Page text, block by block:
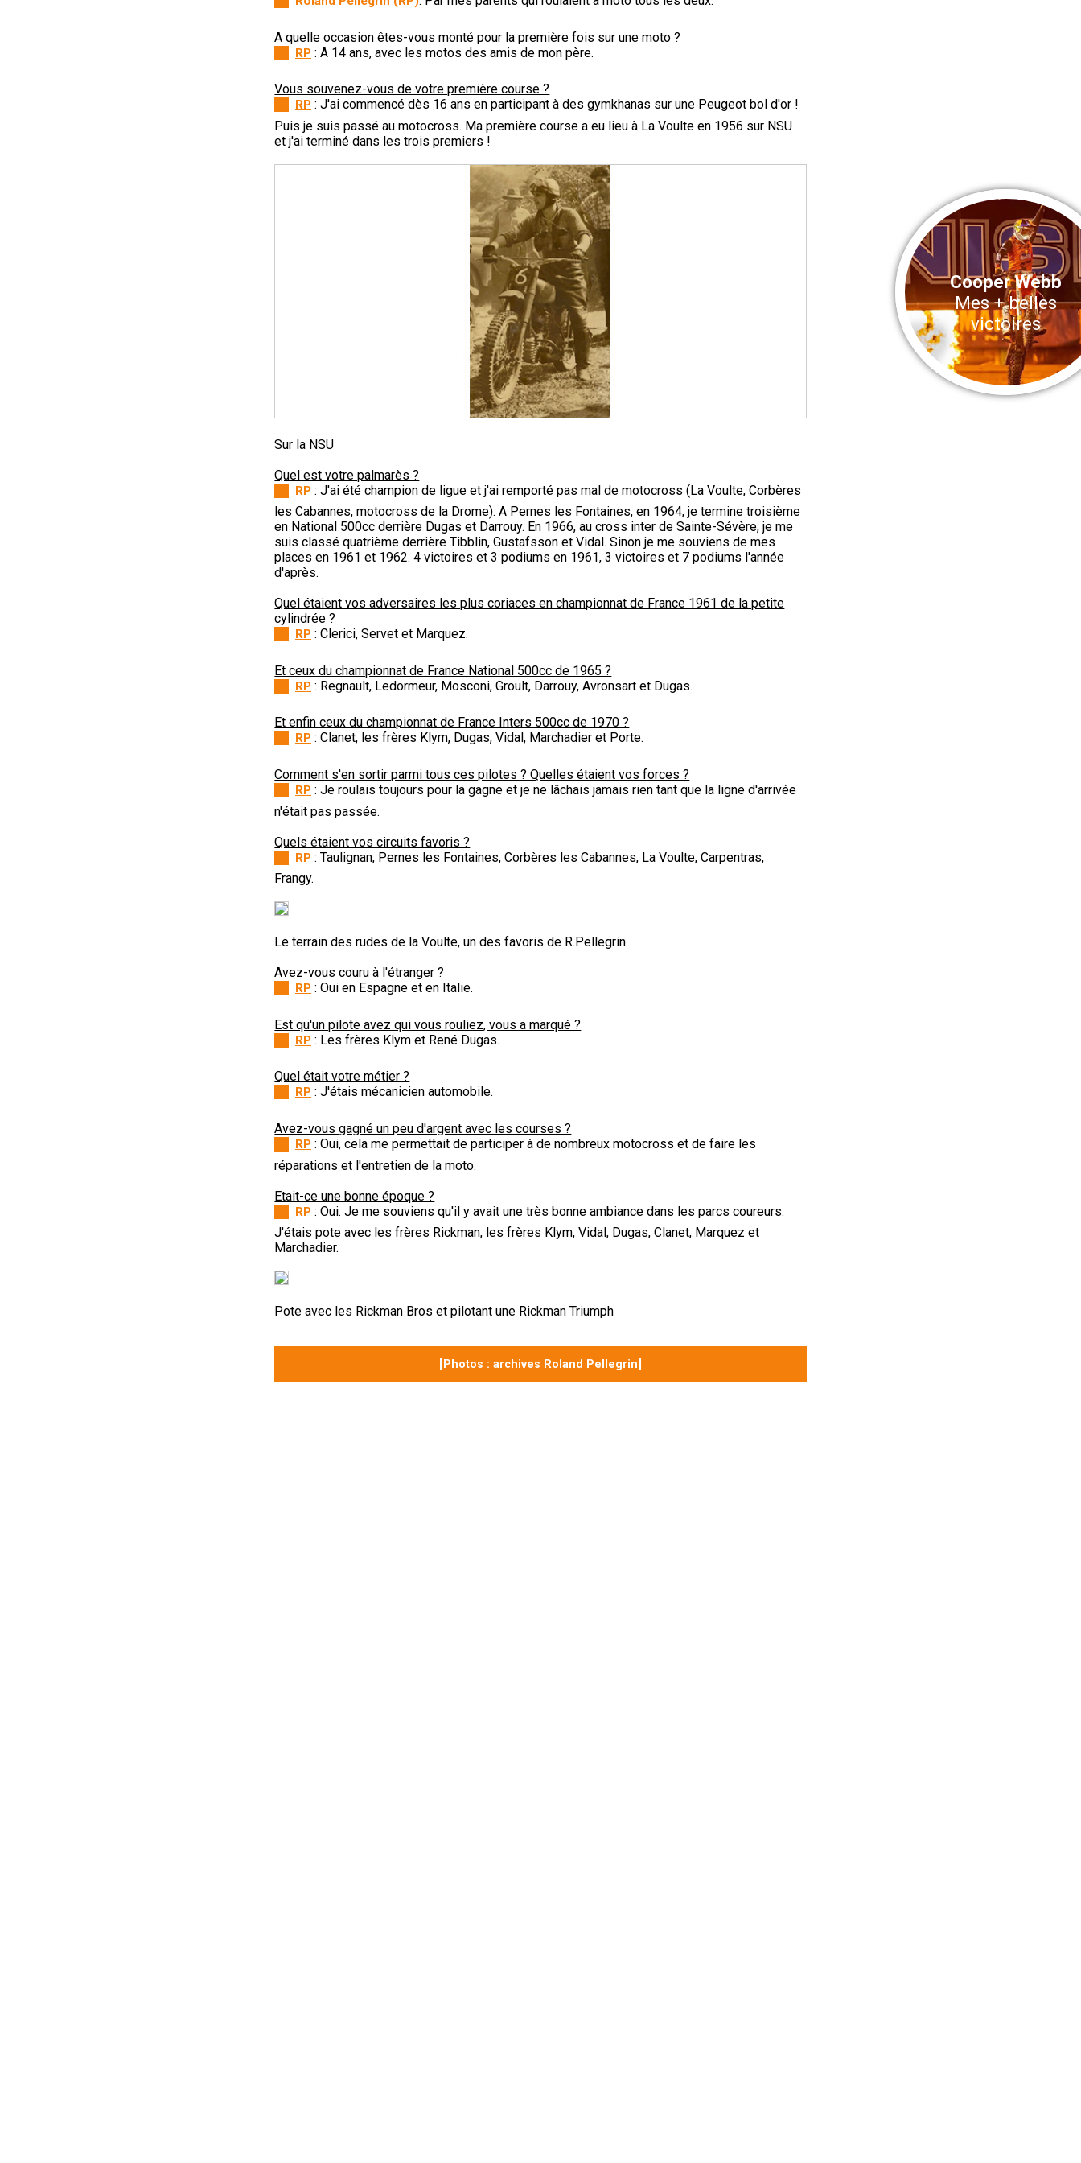
Cooper Webb
Mes + belles
victoires
A quelle occasion êtes-vous monté pour la première fois sur une moto ?
RP: A 14 ans, avec les motos des amis de mon père.
Vous souvenez-vous de votre première course ?
RP: J'ai commencé dès 16 ans en participant à des gymkhanas sur une Peugeot bol d'or !
Puis je suis passé au motocross. Ma première course a eu lieu à La Voulte en 1956 sur NSU
et j'ai terminé dans les trois premiers !
Sur la NSU
Quel est votre palmarès ?
RP: J'ai été champion de ligue et j'ai remporté pas mal de motocross (La Voulte, Corbères
les Cabannes, motocross de la Drome). A Pernes les Fontaines, en 1964, je termine troisième
en National 500cc derrière Dugas et Darrouy. En 1966, au cross inter de Sainte-Sévère, je me
suis classé quatrième derrière Tibblin, Gustafsson et Vidal. Sinon je me souviens de mes
places en 1961 et 1962. 4 victoires et 3 podiums en 1961, 3 victoires et 7 podiums l'année
d'après.
Quel étaient vos adversaires les plus coriaces en championnat de France 1961 de la petite
cylindrée ?
RP: Clerici, Servet et Marquez.
Et ceux du championnat de France National 500cc de 1965 ?
RP: Regnault, Ledormeur, Mosconi, Groult, Darrouy, Avronsart et Dugas.
Et enfin ceux du championnat de France Inters 500cc de 1970 ?
RP: Clanet, les frères Klym, Dugas, Vidal, Marchadier et Porte.
Comment s'en sortir parmi tous ces pilotes ? Quelles étaient vos forces ?
RP: Je roulais toujours pour la gagne et je ne lâchais jamais rien tant que la ligne d'arrivée
n'était pas passée.
Quels étaient vos circuits favoris ?
RP: Taulignan, Pernes les Fontaines, Corbères les Cabannes, La Voulte, Carpentras,
Frangy.
Le terrain des rudes de la Voulte, un des favoris de R.Pellegrin
Avez-vous couru à l'étranger ?
RP: Oui en Espagne et en Italie.
Est qu'un pilote avez qui vous rouliez, vous a marqué ?
RP: Les frères Klym et René Dugas.
Quel était votre métier ?
RP: J'étais mécanicien automobile.
Avez-vous gagné un peu d'argent avec les courses ?
RP: Oui, cela me permettait de participer à de nombreux motocross et de faire les
réparations et l'entretien de la moto.
Etait-ce une bonne époque ?
RP: Oui. Je me souviens qu'il y avait une très bonne ambiance dans les parcs coureurs.
J'étais pote avec les frères Rickman, les frères Klym, Vidal, Dugas, Clanet, Marquez et
Marchadier.
Pote avec les Rickman Bros et pilotant une Rickman Triumph
[Photos : archives Roland Pellegrin]